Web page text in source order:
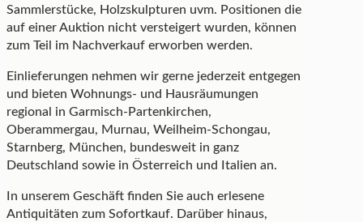
Sammlerstücke, Holzskulpturen uvm. Positionen die
auf einer Auktion nicht versteigert wurden, können
zum Teil im Nachverkauf erworben werden.
Einlieferungen nehmen wir gerne jederzeit entgegen
und bieten Wohnungs- und Hausräumungen
regional in Garmisch-Partenkirchen,
Oberammergau, Murnau, Weilheim-Schongau,
Starnberg, München, bundesweit in ganz
Deutschland sowie in Österreich und Italien an.
In unserem Geschäft finden Sie auch erlesene
Antiquitäten zum Sofortkauf. Darüber hinaus,